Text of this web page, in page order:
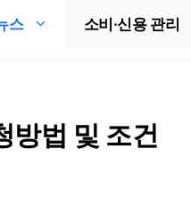
스 소비·신용 관리
방법 및 조건